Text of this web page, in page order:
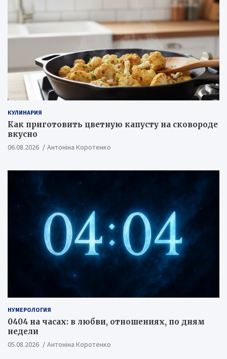
КУЛИНАРИЯ
Как приготовить цветную капусту на сковороде
вкусно
06.08.2026 Антоніна Коротенко
НУМЕРОЛОГИЯ
0404 на часах: в любви, отношениях, по дням
недели
05.08.2026 Антоніна Коротенко